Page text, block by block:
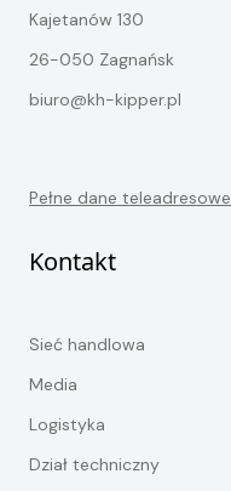
Kajetanów 130
26-050 Zagnańsk
biuro@kh-kipper.pl
Pełne dane teleadresowe
Kontakt
Sieć handlowa
Media
Logistyka
Dział techniczny